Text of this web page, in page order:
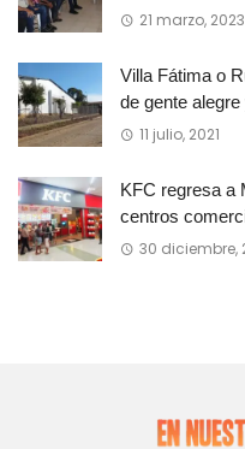
21 marzo, 2023
Villa Fátima o
de gente
11 julio, 2021
KFC regresa a
centros
30 diciembre,